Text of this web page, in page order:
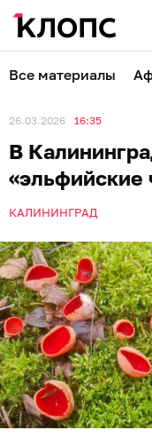
Все материалы
26.03.2026 16:35
В
КАЛИНИНГРАД